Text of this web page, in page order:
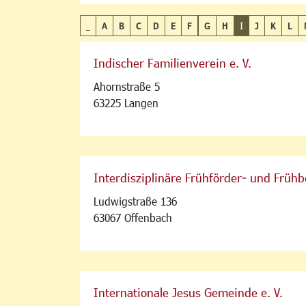
A B C D E F G H I J K L
Indischer Familienverein e. V.
Ahornstraße 5
63225 Langen
Interdisziplinäre Frühförder- und
Ludwigstraße 136
63067 Offenbach
Internationale Jesus Gemeinde e. V.